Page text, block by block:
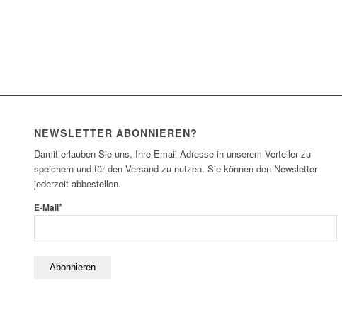
NEWSLETTER ABONNIEREN?
Damit erlauben Sie uns, Ihre Email-Adresse in unserem Verteiler zu
speichern und für den Versand zu nutzen. Sie können den Newsletter
jederzeit abbestellen.
E-Mail*